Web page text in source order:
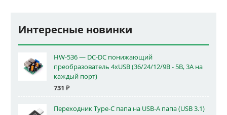
Интересные новинки
HW-536 — DC-DC понижающий
преобразователь 4xUSB (36/24/12/9В - 5В, 3А на
каждый порт)
731 ₽
Переходник Type-C папа на USB-A папа (USB 3.1)